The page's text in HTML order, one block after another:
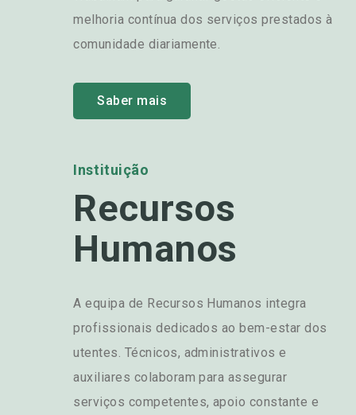
melhoria contínua dos serviços prestados à
comunidade diariamente.
Saber mais
Instituição
Recursos
Humanos
A equipa de Recursos Humanos integra
profissionais dedicados ao bem-estar dos
utentes. Técnicos, administrativos e
auxiliares colaboram para assegurar
serviços competentes, apoio constante e